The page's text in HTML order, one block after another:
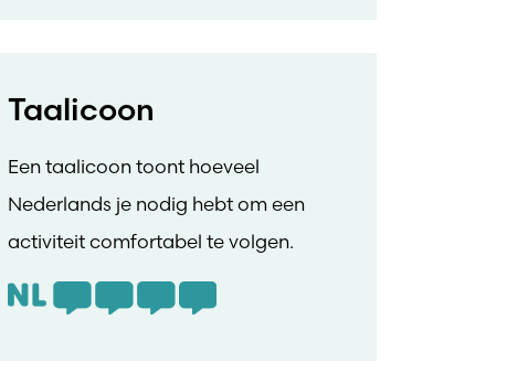
Taalicoon
Een taalicoon toont hoeveel
Nederlands je nodig hebt om een
activiteit comfortabel te volgen.